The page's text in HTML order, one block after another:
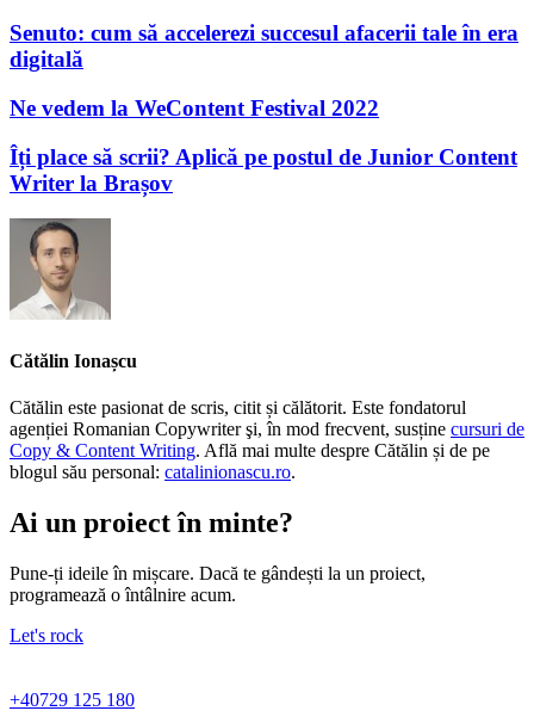
Senuto: cum să accelerezi succesul afacerii tale în era
digitală
Ne vedem la WeContent Festival 2022
Îți place să scrii? Aplică pe postul de Junior Content
Writer la Brașov
Cătălin Ionașcu
Cătălin este pasionat de scris, citit și călătorit. Este fondatorul
agenției Romanian Copywriter şi, în mod frecvent, susține cursuri de
Copy & Content Writing. Află mai multe despre Cătălin și de pe
blogul său personal: catalinionascu.ro.
Ai un proiect în minte?
Pune-ți ideile în mișcare. Dacă te gândești la un proiect,
programează o întâlnire acum.
Let's rock
+40729 125 180